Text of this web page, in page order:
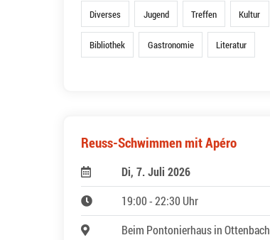
Diverses Jugend Treffen Kultur
Bibliothek Gastronomie Literatur
Reuss-Schwimmen mit Apéro
Di, 7. Juli 2026
19:00 - 22:30 Uhr
Beim Pontonierhaus in Ottenbach